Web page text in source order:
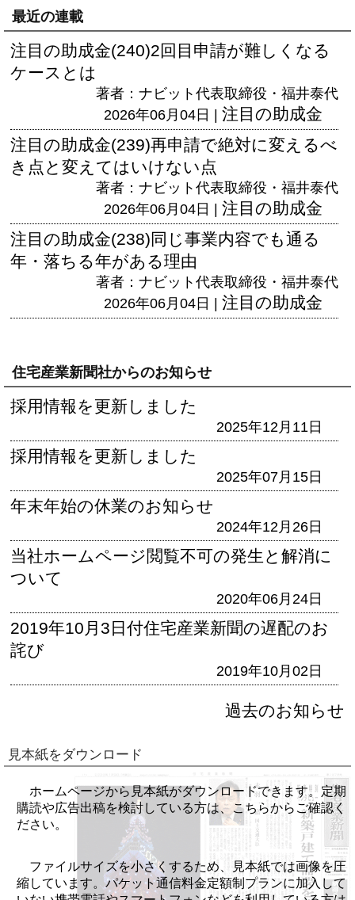
最近の連載
注目の助成金(240)2回目申請が難しくなる
ケースとは
著者：ナビット代表取締役・福井泰代
2026年06月04日 | 注目の助成金
注目の助成金(239)再申請で絶対に変えるべ
き点と変えてはいけない点
著者：ナビット代表取締役・福井泰代
2026年06月04日 | 注目の助成金
注目の助成金(238)同じ事業内容でも通る
年・落ちる年がある理由
著者：ナビット代表取締役・福井泰代
2026年06月04日 | 注目の助成金
住宅産業新聞社からのお知らせ
採用情報を更新しました
2025年12月11日
採用情報を更新しました
2025年07月15日
年末年始の休業のお知らせ
2024年12月26日
当社ホームページ閲覧不可の発生と解消に
ついて
2020年06月24日
2019年10月3日付住宅産業新聞の遅配のお
詫び
2019年10月02日
過去のお知らせ
見本紙をダウンロード
ホームページから見本紙がダウンロードできます。定期
購読や広告出稿を検討している方は、こちらからご確認く
ださい。
ファイルサイズを小さくするため、見本紙では画像を圧
縮しています。パケット通信料金定額制プランに加入して